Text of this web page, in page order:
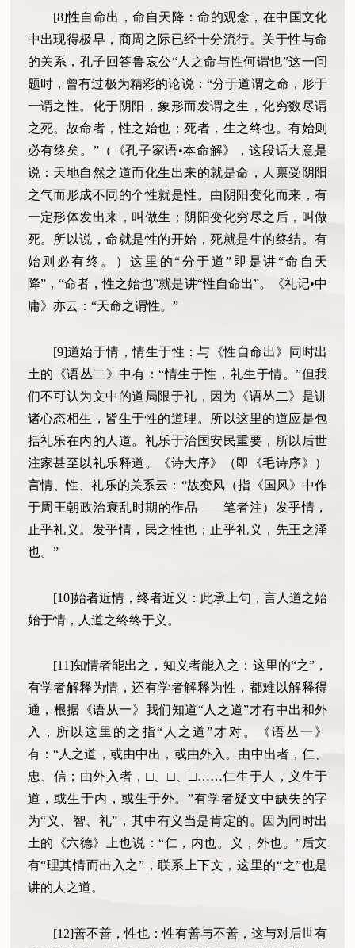
[8]性自命出，命自天降：命的观念，在中国文化
中出现得极早，商周之际已经十分流行。关于性与命
的关系，孔子回答鲁哀公“人之命与性何谓也”这一问
题时，曾有过极为精彩的论说：“分于道谓之命，形于
一谓之性。化于阴阳，象形而发谓之生，化穷数尽谓
之死。故命者，性之始也；死者，生之终也。有始则
必有终矣。”（《孔子家语•本命解》，这段话大意是
说：天地自然之道而化生出来的就是命，人禀受阴阳
之气而形成不同的个性就是性。由阴阳变化而来，有
一定形体发出来，叫做生；阴阳变化穷尽之后，叫做
死。所以说，命就是性的开始，死就是生的终结。有
始则必有终。）这里的“分于道”即是讲“命自天
降”，“命者，性之始也”就是讲“性自命出”。《礼记•中
庸》亦云：“天命之谓性。”
[9]道始于情，情生于性：与《性自命出》同时出
土的《语丛二》中有：“情生于性，礼生于情。”但我
们不可认为文中的道局限于礼，因为《语丛二》是讲
诸心态相生，皆生于性的道理。所以这里的道应是包
括礼乐在内的人道。礼乐于治国安民重要，所以后世
注家甚至以礼乐释道。《诗大序》（即《毛诗序》）
言情、性、礼乐的关系云：“故变风（指《国风》中作
于周王朝政治衰乱时期的作品——笔者注）发乎情，
止乎礼义。发乎情，民之性也；止乎礼义，先王之泽
也。”
[10]始者近情，终者近义：此承上句，言人道之始
始于情，人道之终终于义。
[11]知情者能出之，知义者能入之：这里的“之”，
有学者解释为情，还有学者解释为性，都难以解释得
通，根据《语从一》我们知道“人之道”才有中出和外
入，所以这里的之指“人之道”才对。《语丛一》
有：“人之道，或由中出，或由外入。由中出者，仁、
忠、信；由外入者，□、□、□……仁生于人，义生于
道，或生于内，或生于外。”有学者疑文中缺失的字
为“义、智、礼”，其中有义当是肯定的。因为同时出
土的《六德》上也说：“仁，内也。义，外也。”后文
有“理其情而出入之”，联系上下文，这里的“之”也是
讲的人之道。
[12]善不善，性也：性有善与不善，这与对后世有